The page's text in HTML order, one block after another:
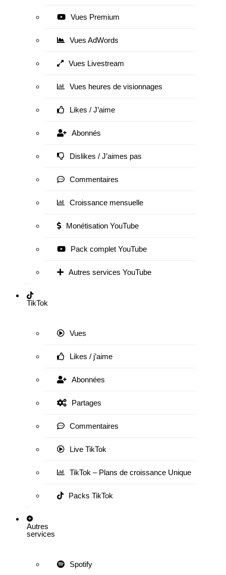
Vues Premium
Vues AdWords
Vues Livestream
Vues heures de visionnages
Likes / J’aime
Abonnés
Dislikes / J’aimes pas
Commentaires
Croissance mensuelle
Monétisation YouTube
Pack complet YouTube
Autres services YouTube
TikTok
Vues
Likes / j’aime
Abonnées
Partages
Commentaires
Live TikTok
TikTok – Plans de croissance Unique
Packs TikTok
Autres
services
Spotify